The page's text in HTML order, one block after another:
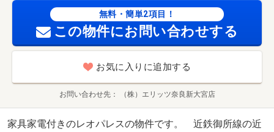
無料・簡単2項目！
この物件にお問い合わせする
お気に入りに追加する
お問い合わせ先 （株）エリッツ奈良新大宮店
家具家電付きのレオパレスの物件です。 近鉄御所線の近